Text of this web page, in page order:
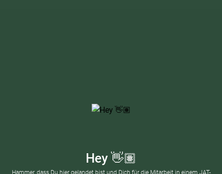
Hey 👋🏽
Hammer, dass Du hier gelandet bist und Dich für die Mitarbeit in einem JAT-